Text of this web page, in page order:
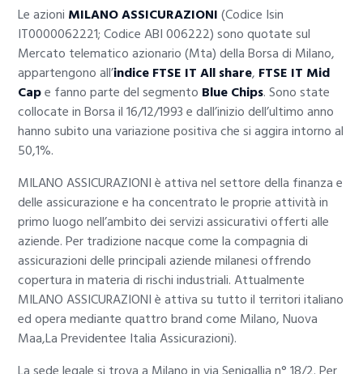
Le azioni MILANO ASSICURAZIONI(Codice Isin
IT0000062221; Codice ABI 006222) sono quotate sul
Mercato telematico azionario (Mta) della Borsa di Milano,
appartengono all’indice FTSE IT All share, FTSE IT Mid
Cape fanno parte del segmento Blue Chips. Sono state
collocate in Borsa il 16/12/1993 e dall’inizio dell’ultimo anno
hanno subito una variazione positiva che si aggira intorno al
50,1%.
MILANO ASSICURAZIONI è attiva nel settore della finanza e
delle assicurazione e ha concentrato le proprie attività in
primo luogo nell’ambito dei servizi assicurativi offerti alle
aziende. Per tradizione nacque come la compagnia di
assicurazioni delle principali aziende milanesi offrendo
copertura in materia di rischi industriali. Attualmente
MILANO ASSICURAZIONI è attiva su tutto il territori italiano
ed opera mediante quattro brand come Milano, Nuova
Maa,La Previdentee Italia Assicurazioni).